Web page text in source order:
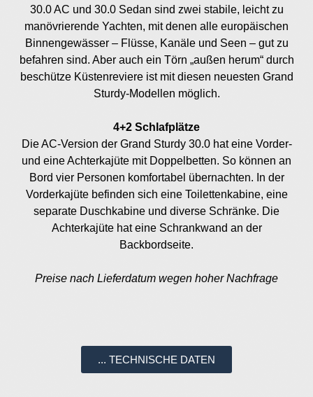
30.0 AC und 30.0 Sedan sind zwei stabile, leicht zu
manövrierende Yachten, mit denen alle europäischen
Binnengewässer – Flüsse, Kanäle und Seen – gut zu
befahren sind. Aber auch ein Törn „außen herum“ durch
beschütze Küstenreviere ist mit diesen neuesten Grand
Sturdy-Modellen möglich.
4+2 Schlafplätze
Die AC-Version der Grand Sturdy 30.0 hat eine Vorder-
und eine Achterkajüte mit Doppelbetten. So können an
Bord vier Personen komfortabel übernachten. In der
Vorderkajüte befinden sich eine Toilettenkabine, eine
separate Duschkabine und diverse Schränke. Die
Achterkajüte hat eine Schrankwand an der
Backbordseite.
Preise nach Lieferdatum wegen hoher Nachfrage
... TECHNISCHE DATEN